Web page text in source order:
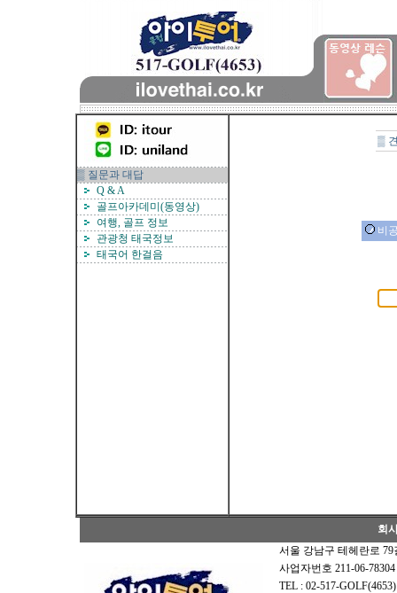
▒ 질문과 대답
Q & A
골프아카데미(동영상)
여행, 골프 정보
관광청 태국정보
태국어 한걸음
▒
비
회
서울 강남구 테헤란로
사업자번호 211-06-
TEL : 02-517-